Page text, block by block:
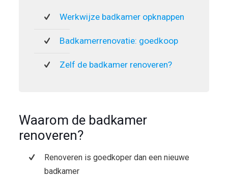
Werkwijze badkamer opknappen
Badkamerrenovatie: goedkoop
Zelf de badkamer renoveren?
Waarom de badkamer
renoveren?
Renoveren is goedkoper dan een nieuwe
badkamer